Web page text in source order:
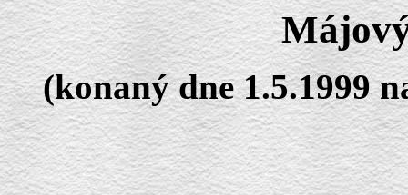
(konaný dne 1.5.1999